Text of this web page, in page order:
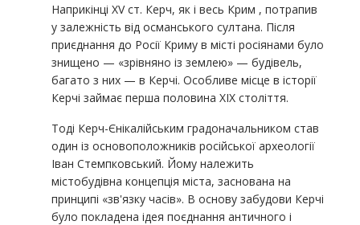
Наприкінці XV ст. Керч, як і весь Крим , потрапив
у залежність від османського султана. Після
приєднання до Росії Криму в місті росіянами було
знищено — «зрівняно із землею» — будівель,
багато з них — в Керчі. Особливе місце в історії
Керчі займає перша половина XIX століття.
Тоді Керч-Єнікалійським градоначальником став
один із основоположників російської археології
Іван Стемпковський. Йому належить
містобудівна концепція міста, заснована на
принципі «зв'язку часів». В основу забудови Керчі
було покладена ідея поєднання античного і